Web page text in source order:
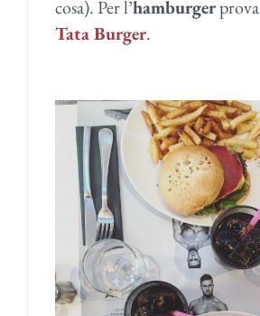
cosa).Per l’hamburgerprova
Tata Burger.